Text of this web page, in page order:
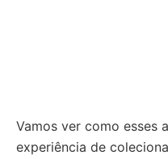
Vamos ver como esses
experiência de